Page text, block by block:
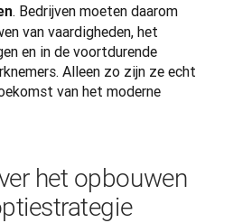
. Bedrijven moeten daarom
van vaardigheden, het
en in de voortdurende
Alleen zo zijn ze echt
van het moderne
het opbouwen